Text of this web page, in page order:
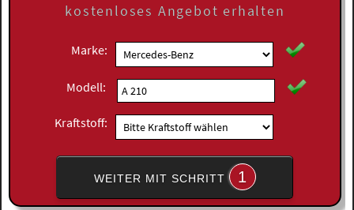
kostenloses Angebot erhalten
Marke:
Modell:
Kraftstoff:
WEITER MIT SCHRITT 1